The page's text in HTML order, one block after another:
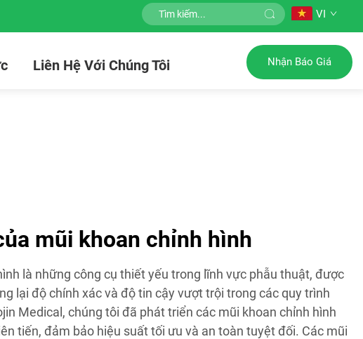
VI
Liên Hệ Với Chúng Tôi Nhận Báo Giá
mũi khoan chỉnh hình
là những công cụ thiết yếu trong lĩnh vực phẫu thuật, được
lại độ chính xác và độ tin cậy vượt trội trong các quy trình
Medical, chúng tôi đã phát triển các mũi khoan chỉnh hình
tiến, đảm bảo hiệu suất tối ưu và an toàn tuyệt đối. Các mũi